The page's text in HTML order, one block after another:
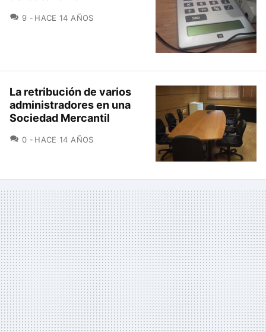
9 COMENTARIOS
HACE 14 AÑOS
La retribución de varios
administradores en una
Sociedad Mercantil
0 COMENTARIOS
HACE 14 AÑOS